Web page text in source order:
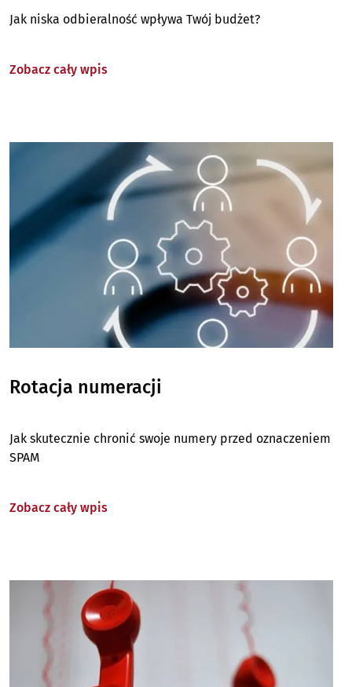
Jak niska odbieralność wpływa Twój budżet?
Zobacz cały wpis
Rotacja numeracji
Jak skutecznie chronić swoje numery przed oznaczeniem
SPAM
Zobacz cały wpis